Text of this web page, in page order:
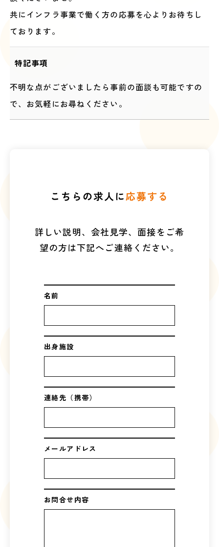
共にインフラ事業で働く方の応募を心よりお待ちし
ております。
特記事項
不明な点がございましたら事前の面談も可能ですの
で、お気軽にお尋ねください。
こちらの求人に応募する
詳しい説明、会社見学、面接をご希
望の方は下記へご連絡ください。
名前
出身施設
連絡先（携帯）
メールアドレス
お問合せ内容